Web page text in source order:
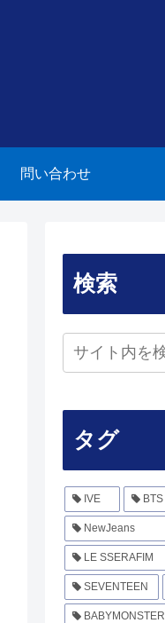
問い合わせ
検索
タグ
IVE BTS
NewJeans
LE SSERAFIM
SEVENTEEN
BABYMONSTER